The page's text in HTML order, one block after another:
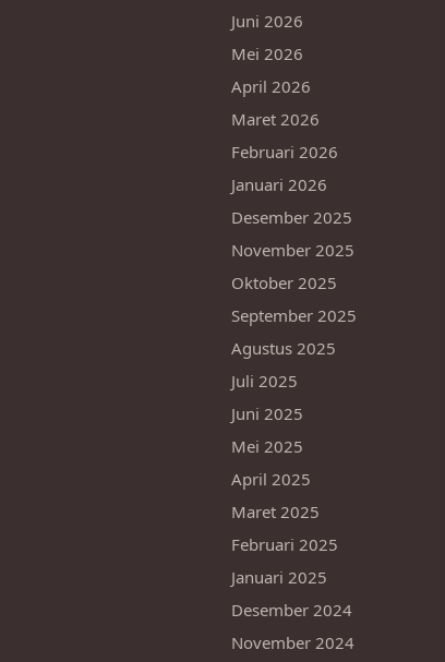
Juni 2026
Mei 2026
April 2026
Maret 2026
Februari 2026
Januari 2026
Desember 2025
November 2025
Oktober 2025
September 2025
Agustus 2025
Juli 2025
Juni 2025
Mei 2025
April 2025
Maret 2025
Februari 2025
Januari 2025
Desember 2024
November 2024